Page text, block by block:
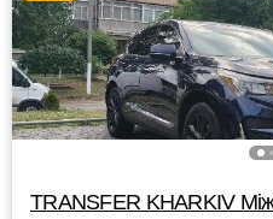
TRANSFER KHARKIV